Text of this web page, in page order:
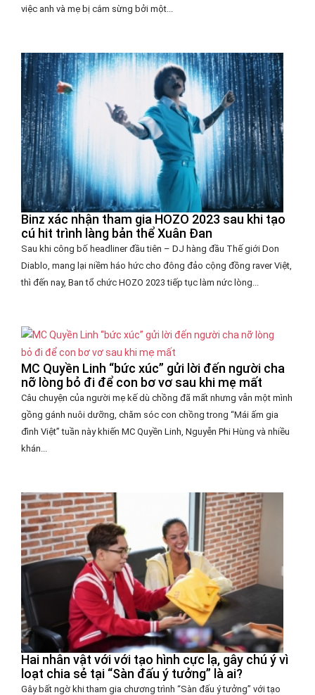
việc anh và mẹ bị cắm sừng bởi một...
Binz xác nhận tham gia HOZO 2023 sau khi tạo
cú hit trình làng bản thể Xuân Đan
Sau khi công bố headliner đầu tiên – DJ hàng đầu Thế giới Don
Diablo, mang lại niềm háo hức cho đông đảo cộng đồng raver Việt,
thì đến nay, Ban tổ chức HOZO 2023 tiếp tục làm nức lòng...
MC Quyền Linh “bức xúc” gửi lời đến người cha
nỡ lòng bỏ đi để con bơ vơ sau khi mẹ mất
Câu chuyện của người mẹ kế dù chồng đã mất nhưng vẫn một mình
gồng gánh nuôi dưỡng, chăm sóc con chồng trong “Mái ấm gia
đình Việt” tuần này khiến MC Quyền Linh, Nguyễn Phi Hùng và nhiều
khán...
Hai nhân vật với với tạo hình cực lạ, gây chú ý vì
loạt chia sẻ tại “Sàn đấu ý tưởng” là ai?
Gây bất ngờ khi tham gia chương trình “Sàn đấu ý tưởng” với tạo